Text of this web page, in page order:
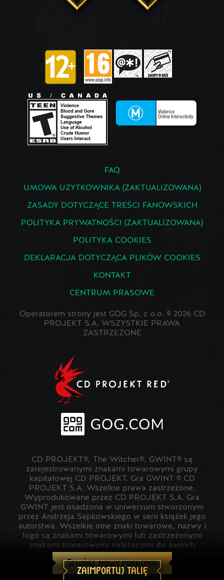
Stwórz nowy poradnik
ZAIMPORTUJ TALIĘ
FAQ
UMOWA UŻYTKOWNIKA (ZAKTUALIZOWANA)
ZASADY DOTYCZĄCE TREŚCI FANOWSKICH
POLITYKA PRYWATNOŚCI (ZAKTUALIZOWANA)
POLITYKA COOKIES
DEKLARACJA DOTYCZĄCA PLIKÓW COOKIES
KONTAKT
CENTRUM PRASOWE
Operatorem strony jest GOG Sp. z o.o. © 2026 CD
PROJEKT S.A. WSZYSTKIE PRAWA
ZASTRZEŻONE
CD PROJEKT®, The Witcher®, GWINT® są
zarejestrowanymi znakami towarowymi grupy
kapitałowej CD PROJEKT. Gra GWINT © CD
PROJEKT S.A. Wszelkie prawa zastrzeżone.
Wyprodukowane przez CD PROJEKT S.A. Gra
GWINT jest osadzona w uniwersum stworzonym
przez Andrzeja Sapkowskiego w serii książek jego
autorstwa. Wszelkie inne znaki towarowe, nazwy i
logo są znakami towarowymi lub zastrzeżonymi
znakami towarowymi należącymi do swoich
prawowitych właścicieli.